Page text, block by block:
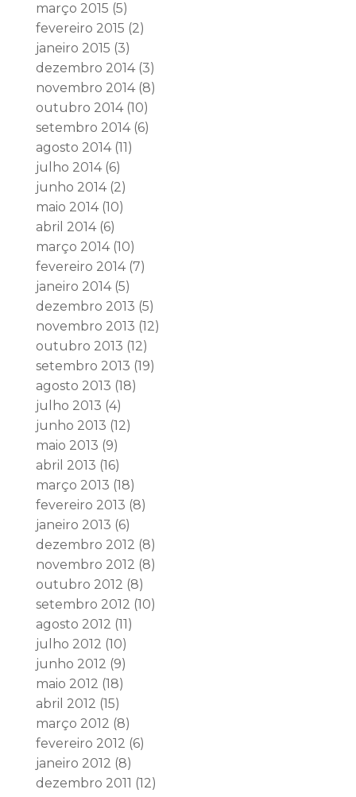
março 2015 (5)
fevereiro 2015 (2)
janeiro 2015 (3)
dezembro 2014(3)
novembro 2014(8)
outubro 2014(10)
setembro 2014(6)
agosto 2014(11)
julho 2014(6)
junho 2014(2)
maio 2014(10)
abril 2014(6)
março 2014(10)
fevereiro 2014(7)
janeiro 2014(5)
dezembro 2013 (5)
novembro 2013 (12)
outubro 2013 (12)
setembro 2013 (19)
agosto 2013 (18)
julho 2013 (4)
junho 2013 (12)
maio 2013 (9)
abril 2013 (16)
março 2013 (18)
fevereiro 2013 (8)
janeiro 2013 (6)
dezembro 2012 (8)
novembro 2012 (8)
outubro 2012 (8)
setembro 2012 (10)
agosto 2012 (11)
julho 2012 (10)
junho 2012 (9)
maio 2012 (18)
abril 2012 (15)
março 2012 (8)
fevereiro 2012 (6)
janeiro 2012 (8)
dezembro 2011 (12)